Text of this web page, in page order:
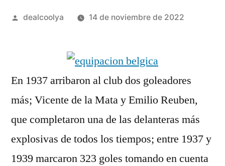
Publicado
dealcoolya 14 de noviembre de 2022
En 1937 arribaron al club dos goleadores
más; Vicente de la Mata y Emilio Reuben,
que completaron una de las delanteras más
explosivas de todos los tiempos; entre 1937 y
1939 marcaron 323 goles tomando en cuenta